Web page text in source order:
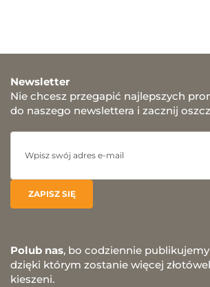
Newsletter
Nie chcesz przegapić najlepszych
do naszego newslettera i zacznij
Polub nas, bo codziennie
dzięki którym zostanie więcej
kieszeni.